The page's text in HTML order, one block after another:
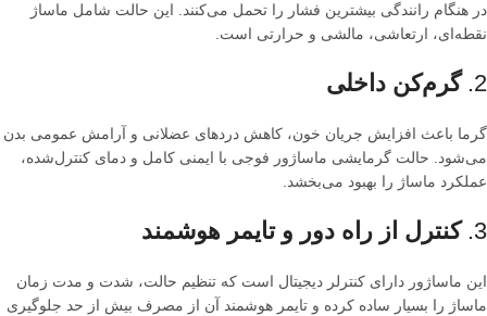
در هنگام رانندگی بیشترین فشار را تحمل می‌کنند. این حالت شامل ماساژ
نقطه‌ای، ارتعاشی، مالشی و حرارتی است.
2. گرم‌کن داخلی
گرما باعث افزایش جریان خون، کاهش دردهای عضلانی و آرامش عمومی بدن
می‌شود. حالت گرمایشی ماساژور فوجی با ایمنی کامل و دمای کنترل‌شده،
عملکرد ماساژ را بهبود می‌بخشد.
3. کنترل از راه دور و تایمر هوشمند
این ماساژور دارای کنترلر دیجیتال است که تنظیم حالت، شدت و مدت زمان
ماساژ را بسیار ساده کرده و تایمر هوشمند آن از مصرف بیش از حد جلوگیری